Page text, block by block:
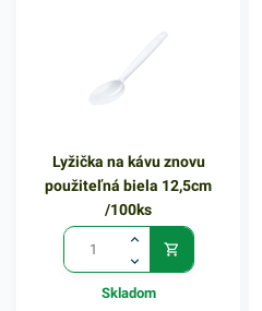
použitie v mikrovlnke.
Hygienicky nezávadná,
podnikoch, ktoré robia
donášku, rozvoz jedál. Lyžicu
je možné viackrát použiť.
Balenie obsahuje 12 kusov
lyžíc v hnedom vyhotovení. V
našej širokej ponuke nájdete
Lyžička na kávu znovu
použiteľná biela 12,5cm
/100ks
Skladom